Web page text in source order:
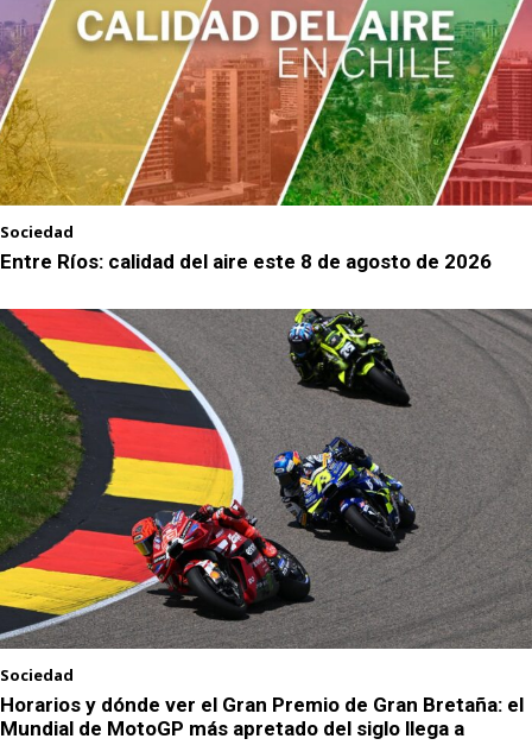
Sociedad
Entre Ríos: calidad del aire este 8 de agosto de 2026
Sociedad
Horarios y dónde ver el Gran Premio de Gran Bretaña: el
Mundial de MotoGP más apretado del siglo llega a